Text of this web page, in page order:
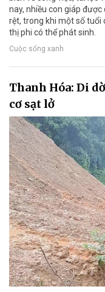
nay, nhiều con giáp
rệt, trong khi một số tuổi
thị phi có thể phát sinh.
Cuộc sống xanh
Thanh Hóa: Di
cơ sạt lở